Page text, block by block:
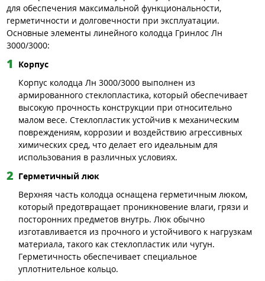
для обеспечения максимальной функциональности,
герметичности и долговечности при эксплуатации.
Основные элементы линейного колодца Гринлос Лн
3000/3000:
Корпус
Корпус колодца Лн 3000/3000 выполнен из
армированного стеклопластика, который обеспечивает
высокую прочность конструкции при относительно
малом весе. Стеклопластик устойчив к механическим
повреждениям, коррозии и воздействию агрессивных
химических сред, что делает его идеальным для
использования в различных условиях.
Герметичный люк
Верхняя часть колодца оснащена герметичным люком,
который предотвращает проникновение влаги, грязи и
посторонних предметов внутрь. Люк обычно
изготавливается из прочного и устойчивого к нагрузкам
материала, такого как стеклопластик или чугун.
Герметичность обеспечивает специальное
уплотнительное кольцо.